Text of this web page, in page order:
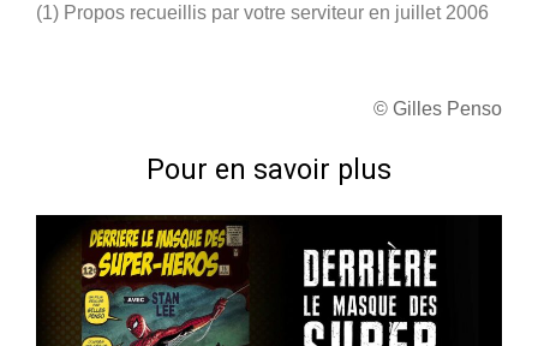
(1) Propos recueillis par votre serviteur en juillet 2006
© Gilles Penso
Pour en savoir plus